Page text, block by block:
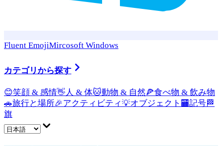
Fluent EmojiMircosoft Windows
カテゴリから探す
😊笑顔 & 感情👋 人 & 体🐱動物 & 自然🍕食べ物 & 飲み物
🚗旅行と場所🎉アクティビティ💡オブジェクト 🏧記号🏁
旗